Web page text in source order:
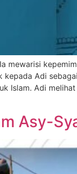
mewarisi
kepada Adi
Asy-